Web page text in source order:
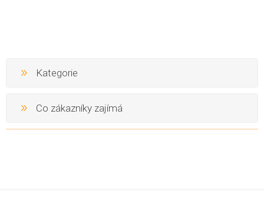
Kategorie
Co zákazníky zajímá